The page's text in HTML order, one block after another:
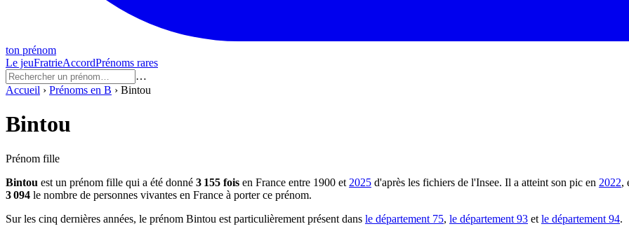
ton prénom
Le jeuFratrieAccordPrénoms rares
…
Accueil › Prénoms en B › Bintou
Bintou
Prénom fille
Bintou est un prénom fille qui a été donné 3 155 fois en France entre 1900 et 2025 d'après les fichiers de l'Insee. Il a atteint son pic en 2022,
3 094 le nombre de personnes vivantes en France à porter ce prénom.
Sur les cinq dernières années, le prénom Bintou est particulièrement présent dans le département 75, le département 93 et le département 94.